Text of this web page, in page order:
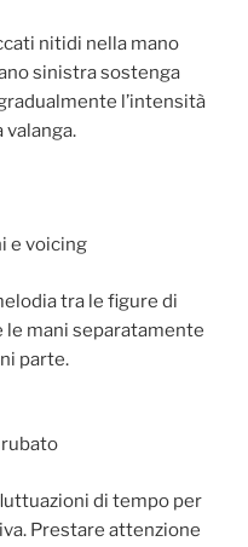
nitidi nella mano
sinistra sostenga
l’intensità
e voicing
tra le figure di
mani separatamente
parte.
rubato
di tempo per
Prestare attenzione